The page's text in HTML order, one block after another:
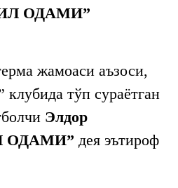
ОДАМИ”
жамоаси аъзоси,
тўп сураётган
Элдор
ОДАМИ” дея эътироф